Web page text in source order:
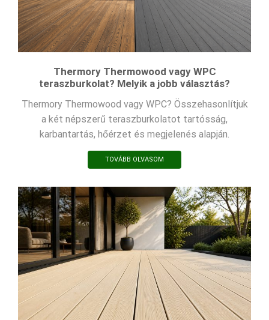
Thermory Thermowood vagy WPC
teraszburkolat? Melyik a jobb választás?
Thermory Thermowood vagy WPC? Összehasonlítjuk
a két népszerű teraszburkolatot tartósság,
karbantartás, hőérzet és megjelenés alapján.
TOVÁBB OLVASOM